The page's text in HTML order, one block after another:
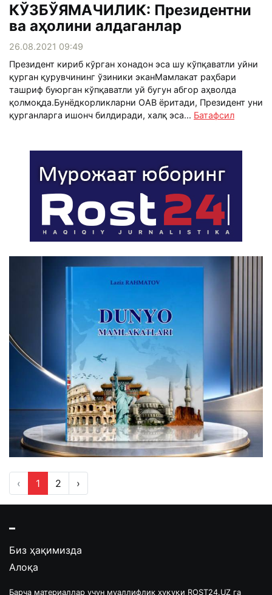
КЎЗБЎЯМАЧИЛИК: Президентни
ва аҳолини алдаганлар
26.08.2021 09:49
Президент кириб кўрган хонадон эса шу кўпқаватли уйни
қурган қурувчининг ўзиники эканМамлакат раҳбари
ташриф буюрган кўпқаватли уй бугун абгор аҳволда
қолмоқда.Бунёдкорликларни ОАВ ёритади, Президент уни
қурганларга ишонч билдиради, халқ эса... Батафсил
‹ 1 2 ›
Биз ҳақимизда
Алоқа
Барча материаллар учун муаллифлик ҳуқуқи ROST24.UZ га